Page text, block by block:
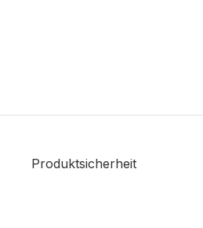
Produktsicherheit